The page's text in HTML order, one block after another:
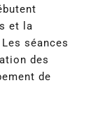
et la
séances
des
de